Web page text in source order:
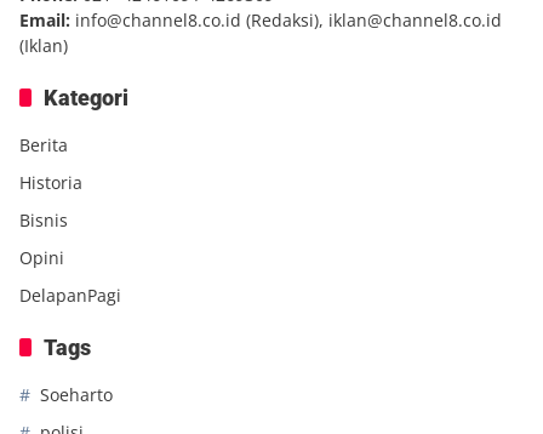
Email: info@channel8.co.id (Redaksi), iklan@channel8.co.id
(Iklan)
Kategori
Berita
Historia
Bisnis
Opini
DelapanPagi
Tags
Soeharto